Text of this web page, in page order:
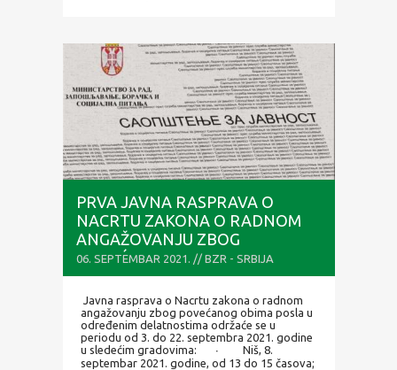
PRVA JAVNA RASPRAVA O
NACRTU ZAKONA O RADNOM
ANGAŽOVANJU ZBOG
POVEĆANOG OBIMA POSLA U
ODREĐENIM DELATNOSTIMA U
NIŠU 8. SEPTEMBRA
06. SEPTEMBAR 2021. // BZR - SRBIJA
Javna rasprava o Nacrtu zakona o radnom
angažovanju zbog povećanog obima posla u
određenim delatnostima održaće se u
periodu od 3. do 22. septembra 2021. godine
u sledećim gradovima: ∙ Niš, 8.
septembar 2021. godine, od 13 do 15 časova;